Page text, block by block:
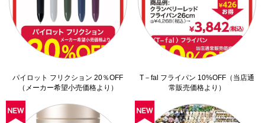
パイロット フリクション 20％OFF
（メーカー希望小売価格より）
T－fal フライパン 10%OFF（当店通
常販売価格より）